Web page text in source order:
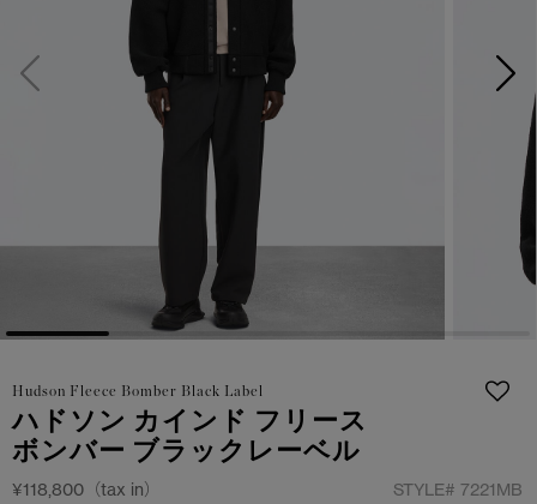
サマー 26 コレクションLOOK
日本限定モデル
スノーグース
メイドインジャパンTシャツ
アウターウェア
アパレル
アクセサリー
フットウェア
コレクション
サマー 26 コレクションLOOK
日本限定モデル
スノーグース
メイドインジャパンTシャツ
アウターウェア
アパレル
アクセサリー
フットウェア
コレクション
詳しく見る
Hudson Fleece Bomber Black Label
ハドソン カインド フリース
ボンバー ブラックレーベル
¥118,800（tax in） STYLE#7221MB